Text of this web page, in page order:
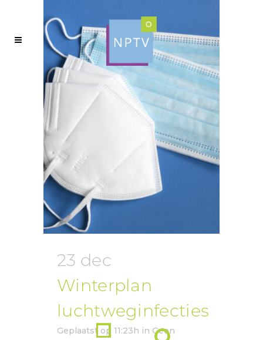
23 dec
Winterplan
luchtweginfecties
Geplaatst op 11:23h in Geen